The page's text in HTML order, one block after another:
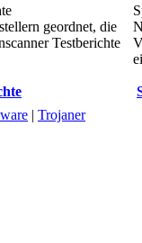
geordnet, die
Testberichte
| Trojaner